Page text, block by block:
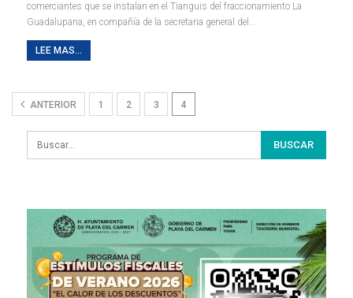
comerciantes que se instalan en el Tianguis del fraccionamiento La
Guadalupana, en compañía de la secretaria general del …
LEE MAS...
ANTERIOR 1 2 3 4